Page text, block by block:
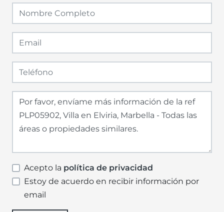
Acepto la política de privacidad
Estoy de acuerdo en recibir información por
email